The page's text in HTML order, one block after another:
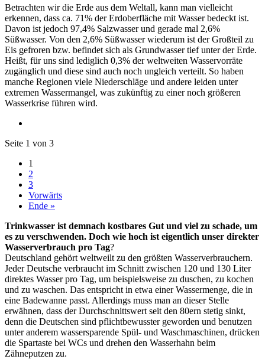
Betrachten wir die Erde aus dem Weltall, kann man vielleicht
erkennen, dass ca. 71% der Erdoberfläche mit Wasser bedeckt ist.
Davon ist jedoch 97,4% Salzwasser und gerade mal 2,6%
Süßwasser. Von den 2,6% Süßwasser wiederum ist der Großteil zu
Eis gefroren bzw. befindet sich als Grundwasser tief unter der Erde.
Heißt, für uns sind lediglich 0,3% der weltweiten Wasservorräte
zugänglich und diese sind auch noch ungleich verteilt. So haben
manche Regionen viele Niederschläge und andere leiden unter
extremen Wassermangel, was zukünftig zu einer noch größeren
Wasserkrise führen wird.
Seite 1 von 3
1
2
3
Vorwärts
Ende »
Trinkwasser ist demnach kostbares Gut und viel zu schade, um
es zu verschwenden. Doch wie hoch ist eigentlich unser direkter
Wasserverbrauch pro Tag?
Deutschland gehört weltweilt zu den größten Wasserverbrauchern.
Jeder Deutsche verbraucht im Schnitt zwischen 120 und 130 Liter
direktes Wasser pro Tag, um beispielsweise zu duschen, zu kochen
und zu waschen. Das entspricht in etwa einer Wassermenge, die in
eine Badewanne passt. Allerdings muss man an dieser Stelle
erwähnen, dass der Durchschnittswert seit den 80ern stetig sinkt,
denn die Deutschen sind pflichtbewusster geworden und benutzen
unter anderem wassersparende Spül- und Waschmaschinen, drücken
die Spartaste bei WCs und drehen den Wasserhahn beim
Zähneputzen zu.